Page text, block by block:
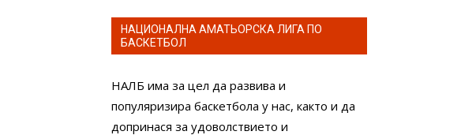
НАЦИОНАЛНА АМАТЬОРСКА ЛИГА ПО
БАСКЕТБОЛ
НАЛБ има за цел да развива и
популяризира баскетбола у нас, както и да
допринася за удоволствието и